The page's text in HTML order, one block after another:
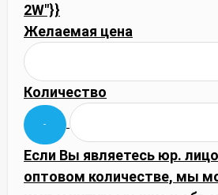
2W"}}
Желаемая цена
Количество
Если Вы являетесь юр.
оптовом количестве, мы